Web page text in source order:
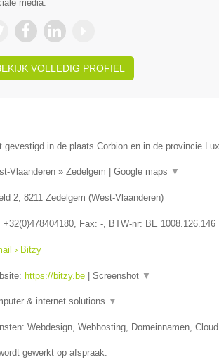
media:
VOLLEDIG PROFIEL
gevestigd in de plaats Corbion en in de provincie
Vlaanderen» Zedelgem Google maps ▼
2, 8211 Zedelgem (West-Vlaanderen)
+32(0)478404180, Fax: -, BTW-nr: BE 1008.126.146
› Bitzy
https://bitzy.be| Screenshot ▼
& internet solutions ▼
Webdesign, Webhosting, Domeinnamen,
gewerkt op afspraak.